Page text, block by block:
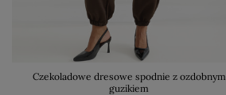
Czekoladowe dresowe spodnie z ozdobnym
guzikiem